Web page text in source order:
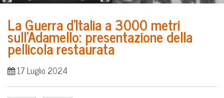
La Guerra d’Italia a 3000 metri
sull’Adamello: presentazione della
pellicola restaurata
17 Luglio 2024